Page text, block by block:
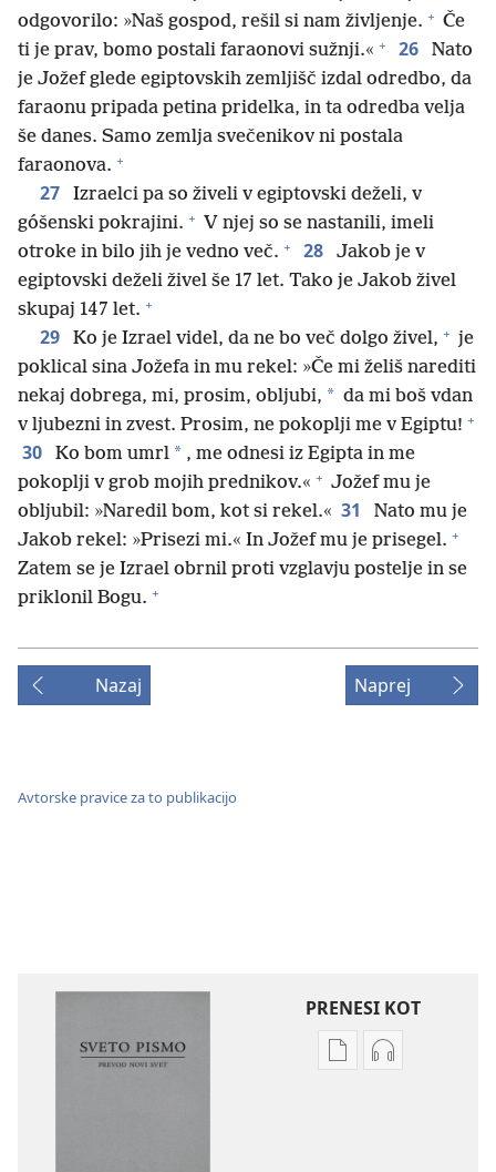
odgovorilo: »Naš gospod, rešil si nam življenje. + Če
ti je prav, bomo postali faraonovi sužnji.« + 26
Nato
je Jožef glede egiptovskih zemljišč izdal odredbo, da
faraonu pripada petina pridelka, in ta odredba velja
še danes. Samo zemlja svečenikov ni postala
faraonova. +
27
Izraelci pa so živeli v egiptovski deželi, v
góšenski pokrajini. + V njej so se nastanili, imeli
otroke in bilo jih je vedno več. + 28
Jakob je v
egiptovski deželi živel še 17 let. Tako je Jakob živel
skupaj 147 let. +
29 Ko je Izrael videl, da ne bo več dolgo živel, + je
poklical sina Jožefa in mu rekel: »Če mi želiš narediti
nekaj dobrega, mi, prosim, obljubi, * da mi boš vdan
v ljubezni in zvest. Prosim, ne pokoplji me v Egiptu! +
30 Ko bom umrl * , me odnesi iz Egipta in me
pokoplji v grob mojih prednikov.« + Jožef mu je
obljubil: »Naredil bom, kot si rekel.« 31
Nato mu je
Jakob rekel: »Prisezi mi.« In Jožef mu je prisegel. +
Zatem se je Izrael obrnil proti vzglavju postelje in se
priklonil Bogu. +
Nazaj Naprej
Avtorske pravice za to publikacijo
PRENESI KOT
MožnostiMožnosti